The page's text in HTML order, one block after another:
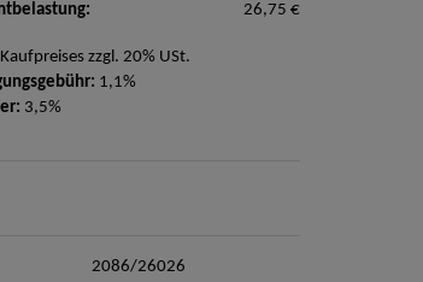
26,75 €
zzgl. 20% USt.
1,1%
3,5%
2086/26026